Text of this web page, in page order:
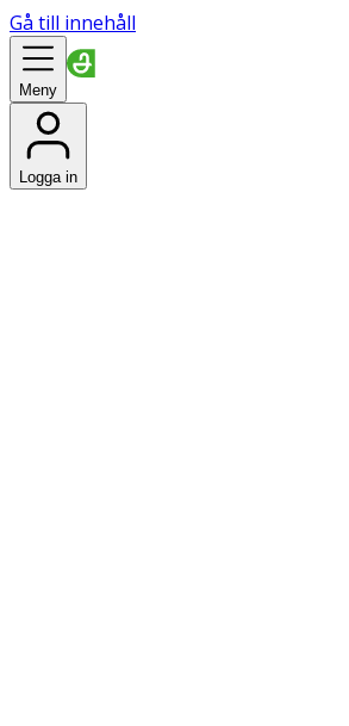
Gå till innehåll
Meny
Logga in